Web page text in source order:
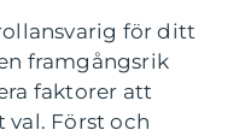
för ditt
framgångsrik
faktorer att
val. Först och